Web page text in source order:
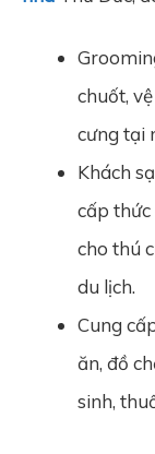
chuốt,
cưng tại
Khách
cấp thức
cho thú
du lịch.
Cung
ăn, đồ
sinh,